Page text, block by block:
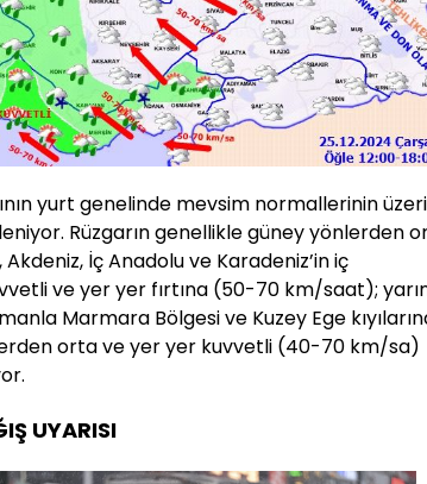
yurt genelinde mevsim normallerinin
Rüzgarın genellikle güney yönlerden
İç Anadolu ve Karadeniz’in iç
ve yer yer fırtına (50-70 km/saat);
Marmara Bölgesi ve Kuzey Ege
orta ve yer yer kuvvetli (40-70 km/sa)
UYARISI